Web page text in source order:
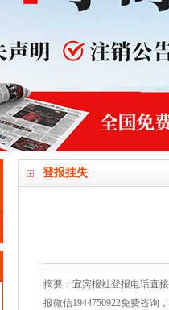
登报挂失
摘要：宜宾报社登报电话直
报微信1944750922免费咨询